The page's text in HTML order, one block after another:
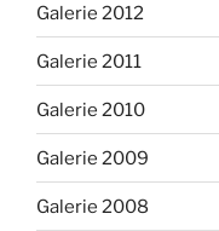
Galerie 2012
Galerie 2011
Galerie 2010
Galerie 2009
Galerie 2008